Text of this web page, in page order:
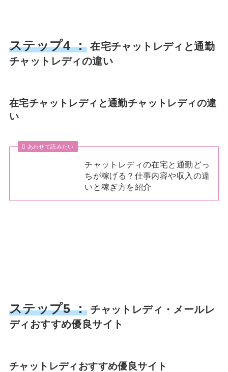
ステップ4 ：在宅チャットレディと通勤
チャットレディの違い
在宅チャットレディと通勤チャットレディの違
い
あわせて読みたい
チャットレディの在宅と通勤どっ
ちが稼げる？仕事内容や収入の違
いと稼ぎ方を紹介
ステップ5 ：チャットレディ・メールレ
ディおすすめ優良サイト
チャットレディおすすめ優良サイト